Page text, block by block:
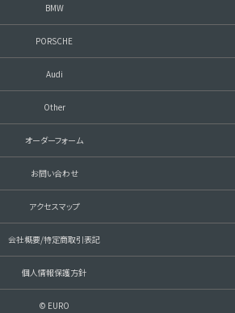
BMW
PORSCHE
Audi
Other
オーダーフォーム
お問い合わせ
アクセスマップ
会社概要/特定商取引表記
個人情報保護方針
© EURO